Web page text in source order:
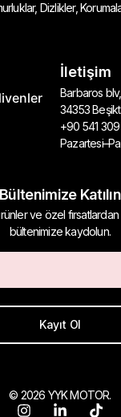
Dizlikler,
İletişim
Barbaros blv,
34353
+90 541
Bültenimize Katılın
ve özel
bültenimize kaydolun.
Kayıt Ol
© 2026 YYK MOTOR.